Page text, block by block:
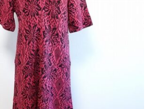
よくある質問
お問い合わせ
0120-29-5302
9:00〜18:00（年中無休※年末年始は除く）
お申し込みフォーム